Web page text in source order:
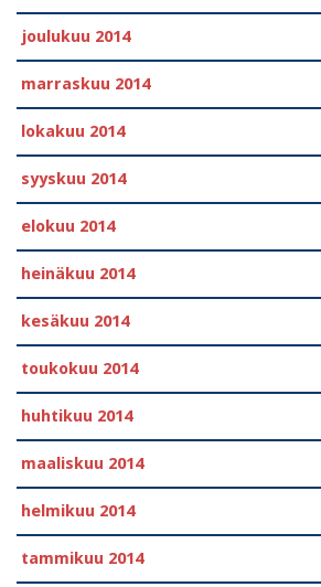
joulukuu 2014
marraskuu 2014
lokakuu 2014
syyskuu 2014
elokuu 2014
heinäkuu 2014
kesäkuu 2014
toukokuu 2014
huhtikuu 2014
maaliskuu 2014
helmikuu 2014
tammikuu 2014